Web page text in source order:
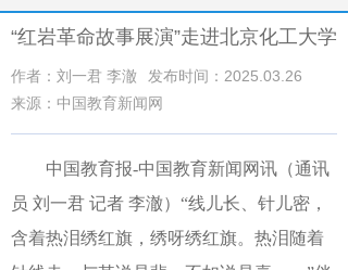
“红岩革命故事展演”走进北京化工大学
作者：刘一君 李澈
发布时间：2025.03.26
来源：中国教育新闻网
中国教育报-中国教育新闻网讯（通讯
员 刘一君 记者 李澈） “线儿长、针儿密，
含着热泪绣红旗， 绣呀绣红旗。热泪随着